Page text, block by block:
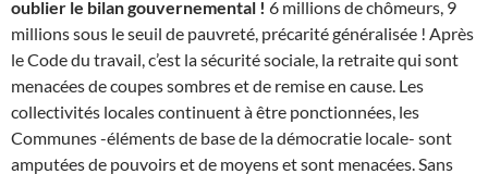
oublier le bilan gouvernemental ! 6 millions de chômeurs, 9
millions sous le seuil de pauvreté, précarité généralisée ! Après
le Code du travail, c’est la sécurité sociale, la retraite qui sont
menacées de coupes sombres et de remise en cause. Les
collectivités locales continuent à être ponctionnées, les
Communes -éléments de base de la démocratie locale- sont
amputées de pouvoirs et de moyens et sont menacées. Sans